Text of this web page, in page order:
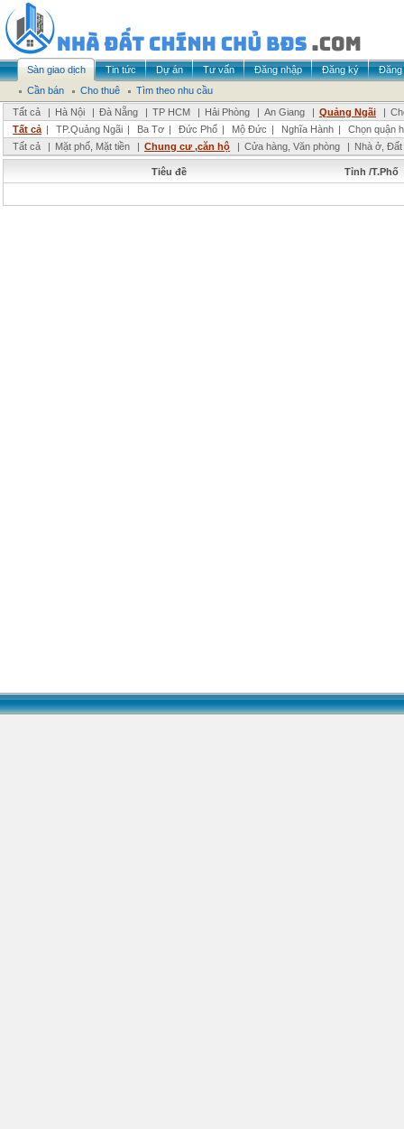
Sàn giao dịch Tin tức Dự án Tư vấn Đăng nhập Đăng ký
Đăng
Cần bán
Cho thuê
Tìm theo nhu cầu
Tất cả
| Hà Nội | Đà Nẵng | TP HCM | Hải Phòng | An Giang | Quảng Ngãi |
Tất cả | TP.Quảng Ngãi | Ba Tơ | Đức Phổ | Mộ Đức | Nghĩa Hành |
Chọn quận
Tất cả
| Mặt phố, Mặt tiền | Chung cư ,căn hộ | Cửa hàng, Văn phòng | Nhà ở,
Tiêu đề Tỉnh /T.Phố